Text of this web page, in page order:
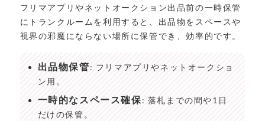
フリマアプリやネットオークション出品前の一時保管
にトランクルームを利用すると、出品物をスペースや
視界の邪魔にならない場所に保管でき、効率的です。
出品物保管: フリマアプリやネットオークショ
ン用。
一時的なスペース確保: 落札までの間や1日
だけの保管。